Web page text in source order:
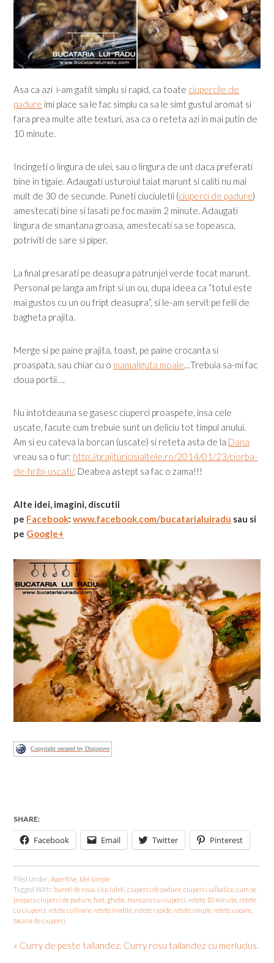
Asa ca azi i-am gatit simplu si rapid, ca toate ciupercile de
padure imi place sa le fac simplu ca sa le simt gustul aromat si
fara prea multe alte texturi, asa ca o reteta azi in mai putin de
10 minute.
Incingeti o lingura de ulei, sau o lingura de unt daca preferati
bine in tigaie. Adaugati usturoiul taiat marunt si caliti nu mai
mult de 30 de secunde. Puneti ciuciuletii (ciuperci de padure)
amestecati bine si lasati pe foc maxim 2 minute. Adaugati
lingura de smantana groasa, amestecati sa se topeasca,
potriviti de sare si piper.
La final presarati pe deasupra patrunjel verde tocat marunt.
Personal pe langa am fript si un ou, dupa ideea ca “totul este
mai gustos cu un ou fript deasupra”, si le-am servit pe felii de
bagheta prajita.
Merge si pe paine prajita, toast, pe paine crocanta si
proaspata, sau chiar cu o mamaliguta moale…Trebuia sa-mi fac
doua portii….
Nu intotdeauna se gasesc ciuperci proaspete, insa cele
uscate, facute cum trebuie sunt un deliciu tot timpul anului.
Am si eu cateva la borcan (uscate) si reteta asta de la Dana
vreau sa o fur: http://prajituricisialtele.ro/2014/01/23/ciorba-
de-hribi-uscati/. Deabea astept sa fac o zama!!!
Alte idei, imagini, discutii
pe Facebook:www.facebook.com/bucatarialuiradu sau si
pe Google+
Copyright secured by Digiprove
SHARE:
Facebook Email Twitter Pinterest
Filed Under:Aperitive Idei simple
Tagged With: bureti de roua ,ciuciuleti ,ciuperci de padure ,ciuperci salbatice ,cum se
prepara ciuperci de padure ,feat ghebe mancare cu ciuperci retete 10 minute retete
cu ciuperci retete culinare retete inedite retete rapide retete simple retete usoare
tocana de ciuperci
« Curry de peste tailandez. Curry rosu tailandez cu merlucius.